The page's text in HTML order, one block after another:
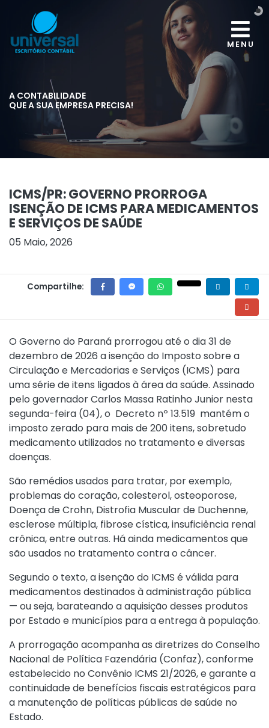
MENU
A CONTABILIDADE
QUE A SUA EMPRESA PRECISA!
ICMS/PR: GOVERNO PRORROGA
ISENÇÃO DE ICMS PARA MEDICAMENTOS
E SERVIÇOS DE SAÚDE
05 Maio, 2026
Compartilhe:
O Governo do Paraná prorrogou até o dia 31 de
dezembro de 2026 a isenção do Imposto sobre a
Circulação e Mercadorias e Serviços (ICMS) para
uma série de itens ligados à área da saúde. Assinado
pelo governador Carlos Massa Ratinho Junior nesta
segunda-feira (04), o Decreto nº 13.519 mantém o
imposto zerado para mais de 200 itens, sobretudo
medicamento utilizados no tratamento e diversas
doenças.
São remédios usados para tratar, por exemplo,
problemas do coração, colesterol, osteoporose,
Doença de Crohn, Distrofia Muscular de Duchenne,
esclerose múltipla, fibrose cística, insuficiência renal
crônica, entre outras. Há ainda medicamentos que
são usados no tratamento contra o câncer.
Segundo o texto, a isenção do ICMS é válida para
medicamentos destinados à administração pública
— ou seja, barateando a aquisição desses produtos
por Estado e municípios para a entrega à população.
A prorrogação acompanha as diretrizes do Conselho
Nacional de Política Fazendária (Confaz), conforme
estabelecido no Convênio ICMS 21/2026, e garante a
continuidade de benefícios fiscais estratégicos para
a manutenção de políticas públicas de saúde no
Estado.